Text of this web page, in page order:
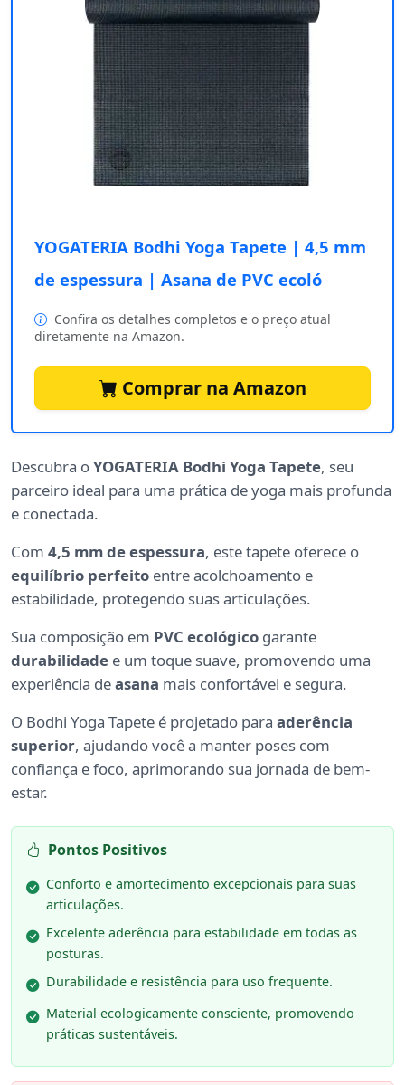
YOGATERIA Bodhi Yoga Tapete | 4,5 mm
de espessura | Asana de PVC ecoló
Confira os detalhes completos e o preço atual
diretamente na Amazon.
Comprar na Amazon
Descubra oYOGATERIA Bodhi Yoga Tapete, seu
parceiro ideal para uma prática de yoga mais profunda
e conectada.
Com 4,5 mm de espessura, este tapete oferece o
equilíbrio perfeito entre acolchoamento e
estabilidade, protegendo suas articulações.
Sua composição em PVC ecológico garante
durabilidade e um toque suave, promovendo uma
experiência deasana mais confortável e segura.
O Bodhi Yoga Tapete é projetado para aderência
superior, ajudando você a manter poses com
confiança e foco, aprimorando sua jornada de bem-
estar.
Pontos Positivos
Conforto e amortecimento excepcionais para suas
articulações.
Excelente aderência para estabilidade em todas as
posturas.
Durabilidade e resistência para uso frequente.
Material ecologicamente consciente, promovendo
práticas sustentáveis.